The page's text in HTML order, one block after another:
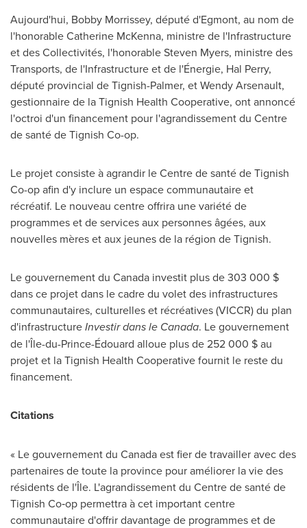
Aujourd'hui, Bobby Morrissey, député d'Egmont, au nom de
l'honorableCatherine McKenna, ministre de l'Infrastructure
et des Collectivités, l'honorableSteven Myers, ministre des
Transports, de l'Infrastructure et de l'Énergie, Hal Perry,
député provincial deTignish-Palmer, et Wendy Arsenault,
gestionnaire de la Tignish Health Cooperative, ont annoncé
l'octroi d'un financement pour l'agrandissement du Centre
de santé de Tignish Co-op.
Le projet consiste à agrandir le Centre de santé de Tignish
Co-op afin d'y inclure un espace communautaire et
récréatif. Le nouveau centre offrira une variété de
programmes et de services aux personnes âgées, aux
nouvelles mères et aux jeunes de la région deTignish.
Le gouvernement du Canada investit plus de 303 000 $
dans ce projet dans le cadre du volet des infrastructures
communautaires, culturelles et récréatives (VICCR) du plan
d'infrastructureInvestir dans le Canada. Le gouvernement
de l'Île-du-Prince-Édouard alloue plus de 252 000 $ au
projet et la Tignish Health Cooperative fournit le reste du
financement.
Citations
« Le gouvernement du Canadaest fier de travailler avec des
partenaires de toute la province pour améliorer la vie des
résidents de l'Île. L'agrandissement du Centre de santé de
Tignish Co‑op permettra à cet important centre
communautaire d'offrir davantage de programmes et de